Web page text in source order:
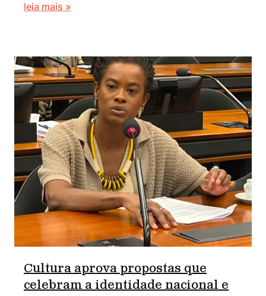
leia mais »
Cultura aprova propostas que
celebram a identidade nacional e